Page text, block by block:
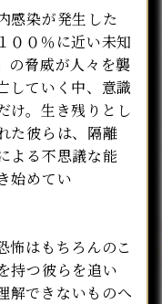
感染が発生した
００％に近い未知
の脅威が人々を襲
していく中、意識
け。生き残りとし
た彼らは、隔離
よる不思議な能
始めてい
怖はもちろんのこ
持つ彼らを追い
できないものへ